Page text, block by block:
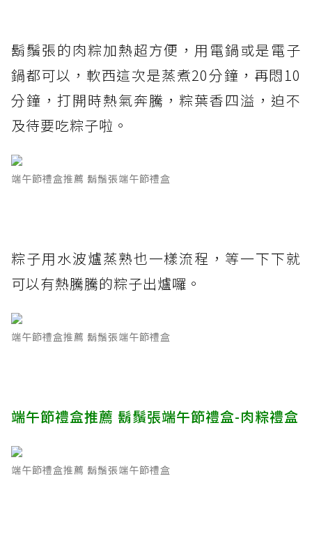
鬍鬚張的肉粽加熱超方便，用電鍋或是電子
鍋都可以，軟西這次是蒸煮20分鐘，再悶10
分鐘，打開時熱氣奔騰，粽葉香四溢，迫不
及待要吃粽子啦。
端午節禮盒推薦 鬍鬚張端午節禮盒
粽子用水波爐蒸熟也一樣流程，等一下下就
可以有熱騰騰的粽子出爐囉。
端午節禮盒推薦 鬍鬚張端午節禮盒
端午節禮盒推薦 鬍鬚張端午節禮盒-肉粽禮盒
端午節禮盒推薦 鬍鬚張端午節禮盒